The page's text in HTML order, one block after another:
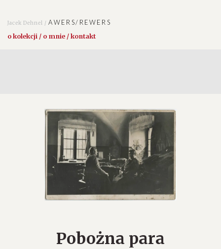
Jacek Dehnel /AWERS/REWERS
o kolekcji / o mnie / kontakt
Pobożna para